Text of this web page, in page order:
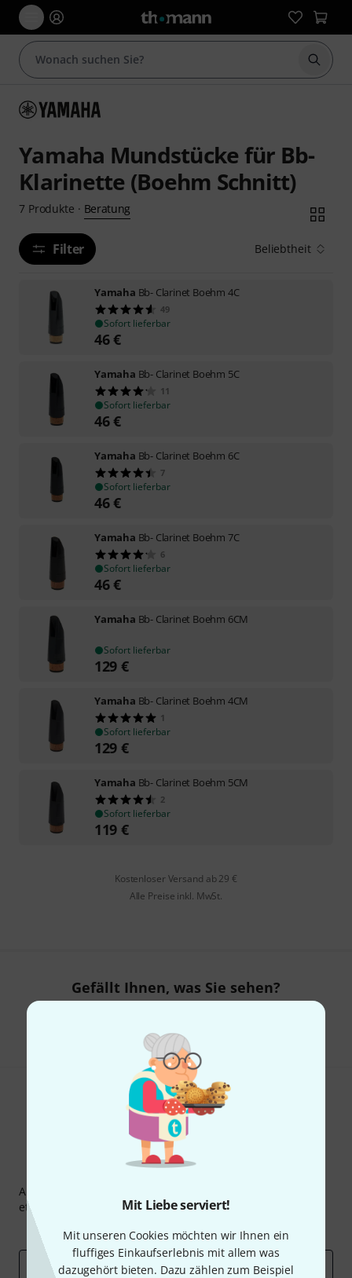
Mit Liebe serviert!
Mit unseren Cookies möchten wir Ihnen ein
fluffiges Einkaufserlebnis mit allem was
dazugehört bieten. Dazu zählen zum Beispiel
Suche
Yamaha Mundstücke für Bb-
Klarinette (Boehm Schnitt)
7 Produkte · Beratung
Filter Beliebtheit
Yamaha Bb- Clarinet Boehm 4C
49
Sofort lieferbar
46€
Yamaha Bb- Clarinet Boehm 5C
11
Sofort lieferbar
46€
Yamaha Bb- Clarinet Boehm 6C
7
Sofort lieferbar
46€
Yamaha Bb- Clarinet Boehm 7C
6
Sofort lieferbar
46€
Yamaha Bb- Clarinet Boehm 6CM
Sofort lieferbar
129 €
Yamaha Bb- Clarinet Boehm 4CM
1
Sofort lieferbar
129 €
Yamaha Bb- Clarinet Boehm 5CM
2
Sofort lieferbar
119 €
Kostenloser Versand ab 29 €
Alle Preise inkl. MwSt.
Gefällt Ihnen, was Sie sehen?
Thomann Newsletter
Abonniere den Thomann Newsletter und gewinne mit
etwas Glück einen von50 Gutscheinenüber jeweils
Inspirierende Beiträge
Deals Thomann Insights
E-Mail-Adresse*